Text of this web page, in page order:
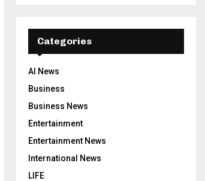
Categories
AI News
Business
Business News
Entertainment
Entertainment News
International News
LIFE